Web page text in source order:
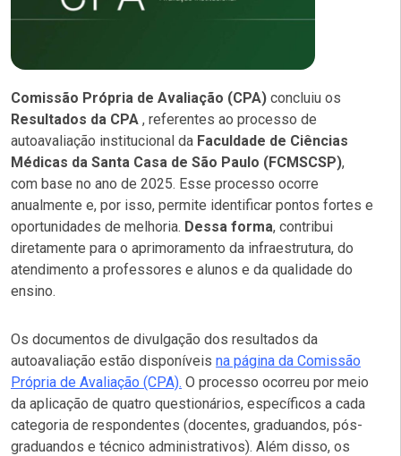
Comissão Própria de Avaliação (CPA) concluiu os
Resultados da CPA , referentes ao processo de
autoavaliação institucional da Faculdade de Ciências
Médicas da Santa Casa de São Paulo (FCMSCSP),
com base no ano de 2025. Esse processo ocorre
anualmente e, por isso, permite identificar pontos fortes e
oportunidades de melhoria. Dessa forma, contribui
diretamente para o aprimoramento da infraestrutura, do
atendimento a professores e alunos e da qualidade do
ensino.
Os documentos de divulgação dos resultados da
autoavaliação estão disponíveis na página da Comissão
Própria de Avaliação (CPA). O processo ocorreu por meio
da aplicação de quatro questionários, específicos a cada
categoria de respondentes (docentes, graduandos, pós-
graduandos e técnico administrativos). Além disso, os